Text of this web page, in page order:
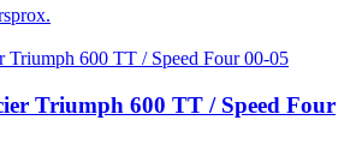
Triumph 600 TT / Speed Four